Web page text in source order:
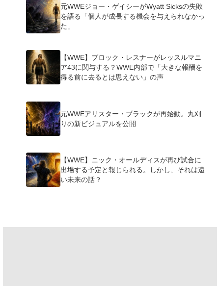
元WWEジョー・ゲイシーがWyatt Sicksの失敗
を語る「個人が成長する機会を与えられなかっ
た」
【WWE】ブロック・レスナーがレッスルマニ
ア43に関与する？WWE内部で「大きな報酬を
得る前に去るとは思えない」の声
元WWEアリスター・ブラックが再始動。丸刈
りの新ビジュアルを公開
【WWE】ニック・オールディスが再び試合に
出場する予定と報じられる。しかし、それは遠
い未来の話？